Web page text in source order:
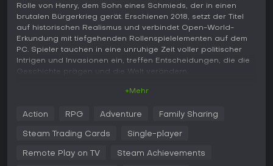
Rolle von Henry, dem Sohn eines Schmieds, der in einen
brutalen Bürgerkrieg gerät. Erschienen 2018, setzt der Titel
auf historischen Realismus und verbindet Open-World-
Erkundung mit tiefgehenden Rollenspielelementen auf dem
PC. Spieler tauchen in eine unruhige Zeit voller politischer
Intrigen und Invasionen ein, treffen Entscheidungen, die die
Geschichte prägen und die Welt verändern.
Survival- und Fortschrittssysteme. Du managst Henrys
Hunger, Ausdauer und Ruf, die Interaktionen mit NPCs und
Timing und Strategie - mit Waffenwahl, Blocken und
+Mehr
Action RPG Adventure Family Sharing
Steam Trading Cards Single-player
Remote Play on TV Steam Achievements